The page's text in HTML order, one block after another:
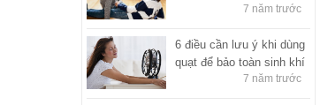
7 năm trước
6 điều cần lưu ý khi dùng
quạt để bảo toàn sinh khí
7 năm trước